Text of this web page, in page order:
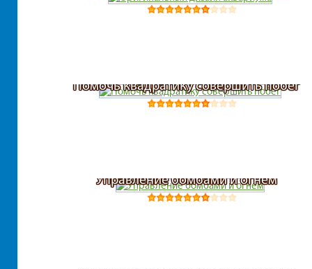
Помочь квадратику совершить побег
Управление бомбами и огнем